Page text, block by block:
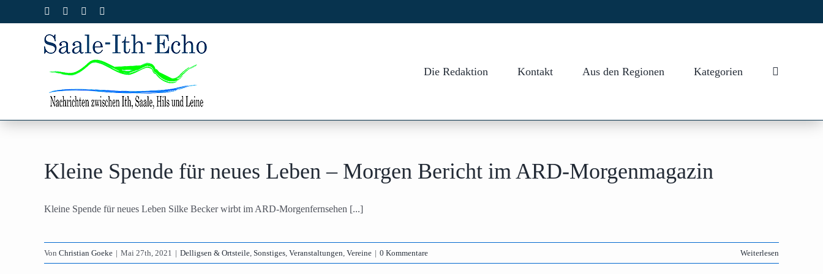
Inhalt
Facebook Instagram
Die Redaktion Kontakt Aus den Regionen Kategorien
Kleine Spende für neues Leben – Morgen Bericht im ARD-Morgenmagazin
Kleine Spende für neues Leben Silke Becker wirbt im ARD-Morgenfernsehen [...]
Von Christian Goeke | Mai 27th, 2021 | Delligsen & Ortsteile, Sonstiges, Veranstaltungen, Vereine | 0 Kommentare Weiterlesen